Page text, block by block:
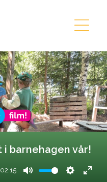
02:15
i barnehagen vår!